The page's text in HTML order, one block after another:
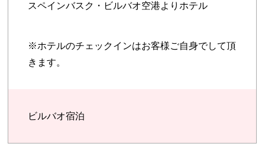
スペインバスク・ビルバオ空港よりホテル
※ホテルのチェックインはお客様ご自身でして頂
きます。
ビルバオ宿泊